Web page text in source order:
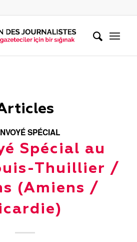
SPÉCIAL
Spécial au
Thuillier /
(Amiens /